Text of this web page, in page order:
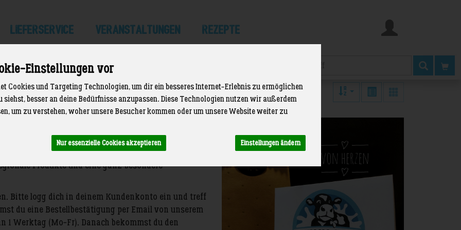
Einstellungen vor
Cookies und Targeting Technologien, um dir ein besseres Internet-Erlebnis zu ermöglichen
siehst, besser an deine Bedürfnisse anzupassen. Diese Technologien nutzen wir außerdem
um zu verstehen, woher unsere Besucher kommen oder um unsere Website weiter zu
Nur essenzielle Cookies akzeptieren Einstellungen ändern
LIEFERSERVICE Veranstaltungen Rezepte
Dann sind unsere Gutscheine zum Ausdrucken
Produkte und eine ganz besondere
Bitte logg dich in deinem Kundenkonto ein und treff
du eine Bestellbestätigung per Email von unserem
1 Werktag (Mo-Fr). Danach bekommst du den